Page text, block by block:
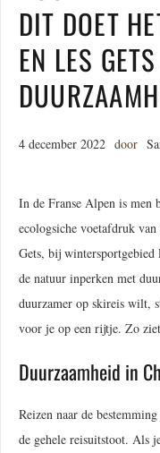
DIT DOET
EN LES
4 december 2022 door
In de Franse Alpen is men
ecologsiche voetafdruk
Gets, bij
de natuur inperken met
duurzamer op skireis wilt,
voor je op een rijtje. Zo
Duurzaamheid in
Reizen naar de
de gehele reisuitstoot. Als